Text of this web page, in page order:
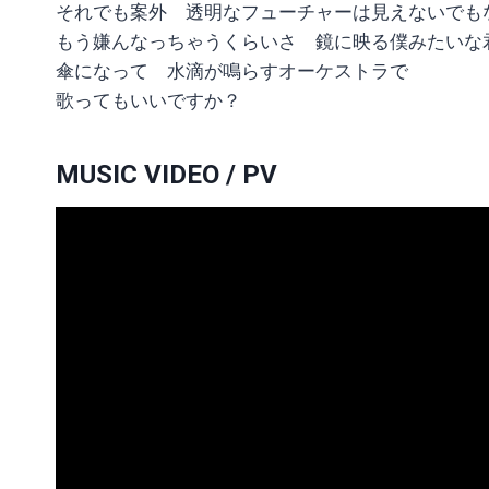
それでも案外 透明なフューチャーは見えないでも
もう嫌んなっちゃうくらいさ 鏡に映る僕みたいな
傘になって 水滴が鳴らすオーケストラで
歌ってもいいですか？
MUSIC VIDEO / PV